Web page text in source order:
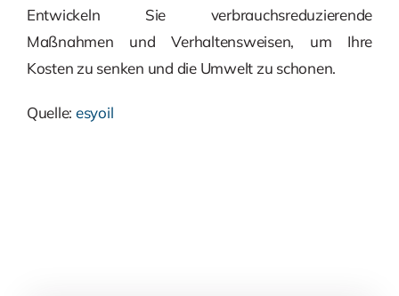
Entwickeln Sie verbrauchsreduzierende
Maßnahmen und Verhaltensweisen, um Ihre
Kosten zu senken und die Umwelt zu schonen.
Quelle: esyoil